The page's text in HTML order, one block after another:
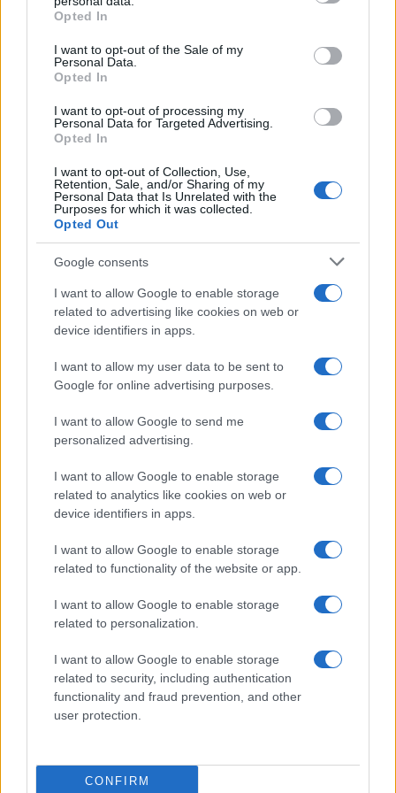
grant or deny consent to Google and its third-party tags to
use your data for below specified purposes in below Google
consent section.
Opted In
I want to opt-out of the Sale of my
Personal Data.
Opted In
I want to opt-out of processing my
Personal Data for Targeted Advertising.
Opted In
I want to opt-out of Collection, Use,
Retention, Sale, and/or Sharing of my
Personal Data that Is Unrelated with the
Purposes for which it was collected.
Opted Out
Google consents
I want to allow Google to enable storage
related to advertising like cookies on web or
device identifiers in apps.
I want to allow my user data to be sent to
Google for online advertising purposes.
I want to allow Google to send me
personalized advertising.
I want to allow Google to enable storage
related to analytics like cookies on web or
device identifiers in apps.
I want to allow Google to enable storage
related to functionality of the website or app.
I want to allow Google to enable storage
related to personalization.
I want to allow Google to enable storage
related to security, including authentication
functionality and fraud prevention, and other
user protection.
CONFIRM
En medio de la pandemia, en un momento en que
el Covid-19 trastorna la vida cotidiana y dificulta
hasta los viajes más relajantes, es importante
ofrecer coberturas que incluyan:
Gastos médicos derivados de una infección por
coronavirus, incluidas las pruebas de PCR si es
Traslado médico y repatriación, si el regreso a
la patria de origen se hace imposible debido a
Gastos adicionales relacionados con la
extensión de la estadía por cuarentena médica
La garantía de cancelación de viaje (disponible
con el paquete premium) incluye cobertura por
enfermedad o fallecimiento del viajero o de un
familiar a causa de Covid
El seguro de viaje para Tailandia es
tranquilidad . Tenerlo para llegar al país asiático
no es obligatorio, pero símuy recomendable
especial tener una amplia cobertura de gastos
sanitarios, ya quelas tarifas médicas son
con garantías de pago. Tailandia también es un
lugar que ofrece al viajero todo tipo de
actividades, pero
sanitarias. Viajar con cobertura de seguro de